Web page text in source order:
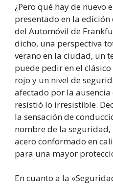
¿Pero qué hay de nuevo
presentado en la edición
del Automóvil de
dicho, una perspectiva
verano en la ciudad, un
puede pedir en el
rojo y un nivel de
afectado por la
resistió lo irresistible.
la sensación de
nombre de la
acero conformado en
para una mayor
En cuanto a la